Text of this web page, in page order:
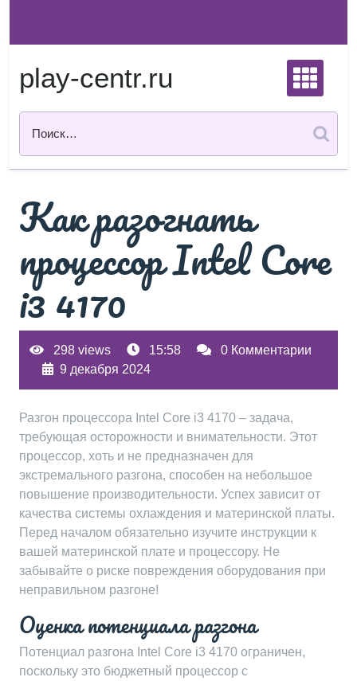
содержимому
play-centr.ru
Как разогнать
процессор Intel Core
i3 4170
298 views 15:58
0 Комментарии
9 декабря 2024
Разгон процессора Intel Core i3 4170 – задача,
требующая осторожности и внимательности. Этот
процессор, хоть и не предназначен для
экстремального разгона, способен на небольшое
повышение производительности. Успех зависит от
качества системы охлаждения и материнской платы.
Перед началом обязательно изучите инструкции к
вашей материнской плате и процессору. Не
забывайте о риске повреждения оборудования при
неправильном разгоне!
Оценка потенциала разгона
Потенциал разгона Intel Core i3 4170 ограничен,
поскольку это бюджетный процессор с